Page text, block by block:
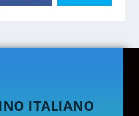
ITALIANO